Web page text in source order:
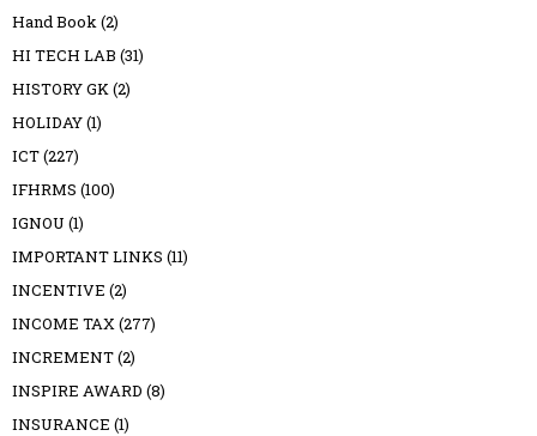
Hand Book(2)
HI TECH LAB (31)
HISTORY GK(2)
HOLIDAY(1)
ICT(227)
IFHRMS (100)
IGNOU (1)
IMPORTANT LINKS (11)
INCENTIVE (2)
INCOME TAX(277)
INCREMENT(2)
INSPIRE AWARD (8)
INSURANCE (1)